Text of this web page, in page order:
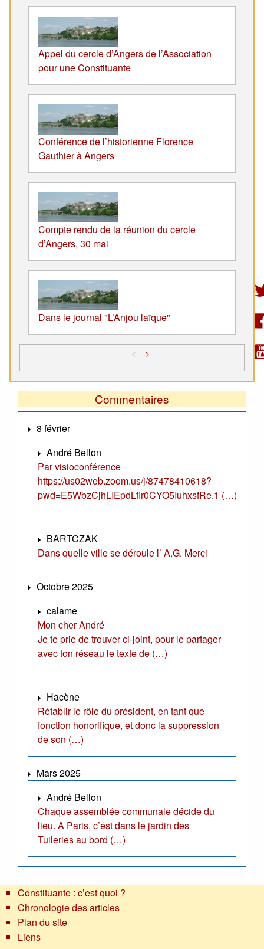
Appel du cercle d’Angers de l’Association
pour une Constituante
Conférence de l’historienne Florence
Gauthier à Angers
Compte rendu de la réunion du cercle
d’Angers, 30 mai
Dans le journal "L’Anjou laïque"
< >
Commentaires
8 février
André Bellon
Par visioconférence
https://us02web.zoom.us/j/87478410618?
pwd=E5WbzCjhLIEpdLfir0CYO5IuhxsfRe.1 (…)
BARTCZAK
Dans quelle ville se déroule l’ A.G. Merci
Octobre 2025
calame
Mon cher André
Je te prie de trouver ci-joint, pour le partager
avec ton réseau le texte de (…)
Hacène
Rétablir le rôle du président, en tant que
fonction honorifique, et donc la suppression
de son (…)
Mars 2025
André Bellon
Chaque assemblée communale décide du
lieu. A Paris, c’est dans le jardin des
Tuileries au bord (…)
Constituante : c’est quoi ?
Chronologie des articles
Plan du site
Liens